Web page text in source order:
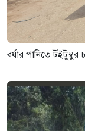
বর্ষার পানিতে